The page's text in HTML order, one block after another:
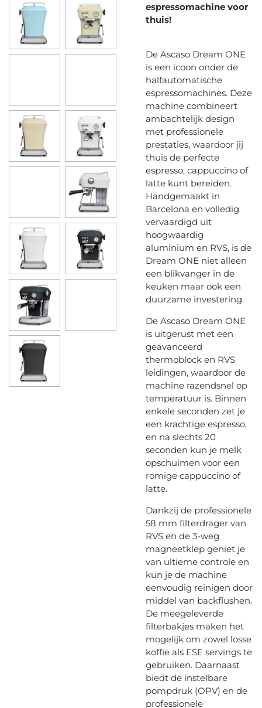
espressomachine voor
thuis!
De Ascaso Dream ONE
is een icoon onder de
halfautomatische
espressomachines. Deze
machine combineert
ambachtelijk design
met professionele
prestaties, waardoor jij
thuis de perfecte
espresso, cappuccino of
latte kunt bereiden.
Handgemaakt in
Barcelona en volledig
vervaardigd uit
hoogwaardig
aluminium en RVS, is de
Dream ONE niet alleen
een blikvanger in de
keuken maar ook een
duurzame investering.
De Ascaso Dream ONE
is uitgerust met een
geavanceerd
thermoblock en RVS
leidingen, waardoor de
machine razendsnel op
temperatuur is. Binnen
enkele seconden zet je
een krachtige espresso,
en na slechts 20
seconden kun je melk
opschuimen voor een
romige cappuccino of
latte.
Dankzij de professionele
58 mm filterdrager van
RVS en de 3-weg
magneetklep geniet je
van ultieme controle en
kun je de machine
eenvoudig reinigen door
middel van backflushen.
De meegeleverde
filterbakjes maken het
mogelijk om zowel losse
koffie als ESE servings te
gebruiken. Daarnaast
biedt de instelbare
pompdruk (OPV) en de
professionele